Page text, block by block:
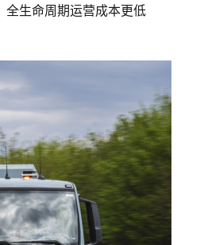
全生命周期运营成本更低